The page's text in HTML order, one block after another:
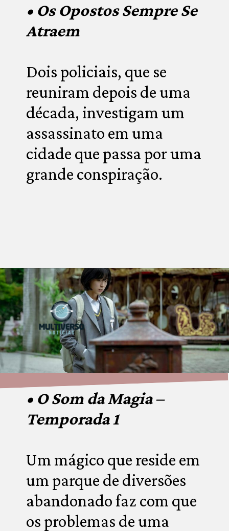
• Os Opostos Sempre Se
Atraem
Dois policiais, que se
reuniram depois de uma
década, investigam um
assassinato em uma
cidade que passa por uma
grande conspiração.
Opening https://multiversonoticias.com.br/os-principais-lancamentos-da-netflix-desta-semana/
• O Som da Magia –
Temporada 1
Um mágico que reside em
um parque de diversões
abandonado faz com que
os problemas de uma